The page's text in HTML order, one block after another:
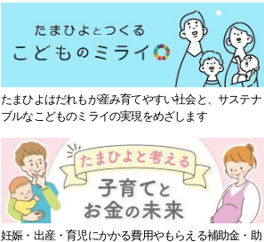
たまひよはだれもが産み育てやすい社会と、サステナ
ブルなこどものミライの実現をめざします
妊娠・出産・育児にかかる費用やもらえる補助金・助